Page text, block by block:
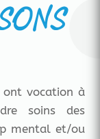
ont vocation à
soins des
mental et/ou